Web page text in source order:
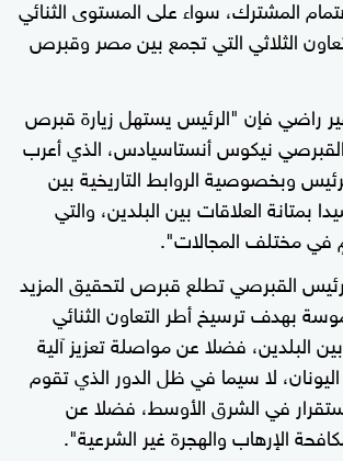
المشترك، سواء على المستوى الثنائي
الثلاثي التي تجمع بين مصر وقبرص
راضي فإن "الرئيس يستهل زيارة قبرص
القبرصي نيكوس أنستاسيادس، الذي أعرب
وبخصوصية الروابط التاريخية بين
العلاقات بين البلدين، والتي
في مختلف المجالات".
القبرصي تطلع قبرص لتحقيق المزيد
بهدف ترسيخ أطر التعاون الثنائي
البلدين، فضلا عن مواصلة تعزيز آلية
اليونان، لا سيما في ظل الدور الذي تقوم
في الشرق الأوسط، فضلا عن
الإرهاب والهجرة غير الشرعية".